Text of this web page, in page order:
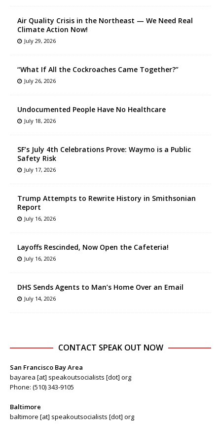
Air Quality Crisis in the Northeast — We Need Real
Climate Action Now!
July 29, 2026
“What If All the Cockroaches Came Together?”
July 26, 2026
Undocumented People Have No Healthcare
July 18, 2026
SF’s July 4th Celebrations Prove: Waymo is a Public
Safety Risk
July 17, 2026
Trump Attempts to Rewrite History in Smithsonian
Report
July 16, 2026
Layoffs Rescinded, Now Open the Cafeteria!
July 16, 2026
DHS Sends Agents to Man’s Home Over an Email
July 14, 2026
CONTACT SPEAK OUT NOW
San Francisco Bay Area
bayarea [at] speakoutsocialists [dot] org
Phone: (510) 343-9105
Baltimore
baltimore [at] speakoutsocialists [dot] org